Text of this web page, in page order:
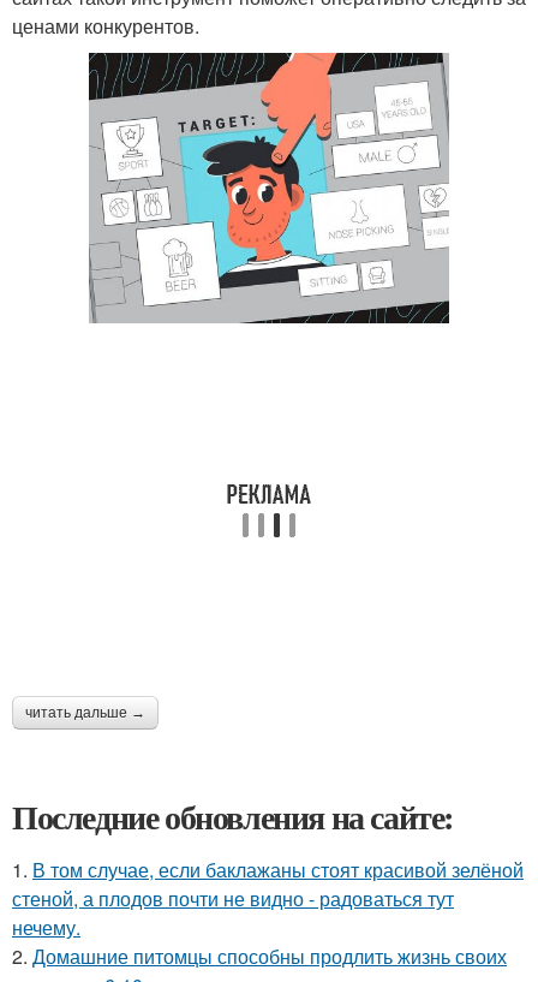
ценами конкурентов.
читать дальше →
Последние обновления на сайте:
1. В том случае, если баклажаны стоят красивой зелёной
стеной, а плодов почти не видно - радоваться тут
нечему.
2. Домашние питомцы способны продлить жизнь своих